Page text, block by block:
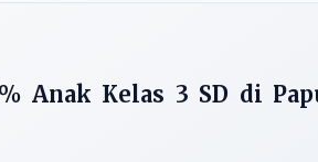
Anak Kelas 3 SD di